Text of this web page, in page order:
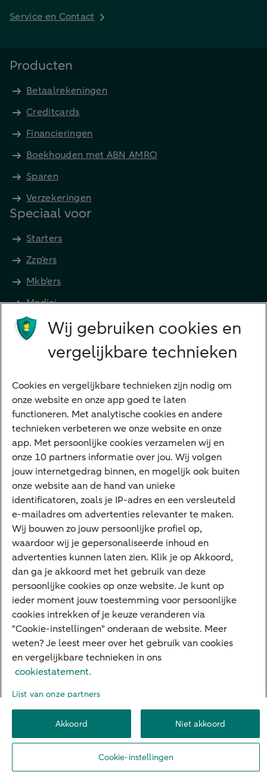
Service en Contact
Producten
Betaalrekeningen
Creditcards
Financieringen
Boekhouden met ABN AMRO
Sparen
Verzekeringen
Speciaal voor
Starters
Zzp'ers
Mkb'ers
Medici
Advocaten en notarissen
Diensten
VraagHugo
Corporate Finance
Tikkie zakelijk
Cyber Veilig & Zeker
Private Banking
Interessant
Sectoren & trends
Ondernemersverhalen
Valutacentrum
Alles over PSD2
Business Community
Over ABN AMRO
Toegankelijkheid
PrivacyDisclaimerCookie-instellingen
© 2026 ABN AMRO
Wij gebruiken cookies en
vergelijkbare technieken
Cookies en vergelijkbare technieken zijn nodig om
onze website en onze app goed te laten
functioneren. Met analytische cookies en andere
technieken verbeteren we onze website en onze
app. Met persoonlijke cookies verzamelen wij en
onze 10 partners informatie over jou. Wij volgen
jouw internetgedrag binnen, en mogelijk ook buiten
onze website aan de hand van unieke
identificatoren, zoals je IP-adres en een versleuteld
e-mailadres om advertenties relevanter te maken.
Wij bouwen zo jouw persoonlijke profiel op,
waardoor wij je gepersonaliseerde inhoud en
advertenties kunnen laten zien. Klik je op Akkoord,
dan ga je akkoord met het gebruik van deze
persoonlijke cookies op onze website. Je kunt op
ieder moment jouw toestemming voor persoonlijke
cookies intrekken of je keuze veranderen via
"Cookie-instellingen" onderaan de website. Meer
weten? Je leest meer over het gebruik van cookies
en vergelijkbare technieken in ons
cookiestatement.
Lijst van onze partners
Akkoord Niet akkoord
Cookie-instellingen